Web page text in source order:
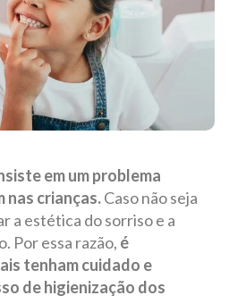
em um problema
nas crianças.Caso não seja
a estética do sorriso e a
Por essa razão, é
tenham cuidado e
de higienização dos